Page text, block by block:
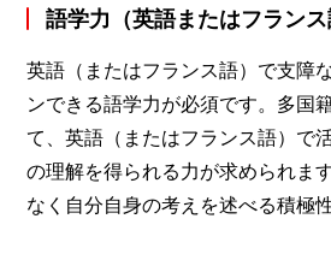
語学力（英語またはフランス
英語（またはフランス語）で支障
ンできる語学力が必須です。多国
て、英語（またはフランス語）で
の理解を得られる力が求められま
なく自分自身の考えを述べる積極